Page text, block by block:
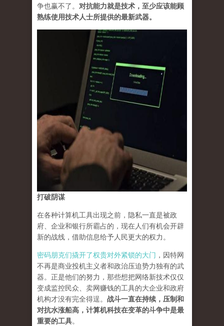
争也赢不了。 对抗能力就是技术，至少应该能顾
熟练使用技术人士所提供的最新武器。
打破阴谋
在各种计算机工具出现之前，隐私一直是被政
府、企业和银行所霸占的，现在人们有机会开辟
新的战线，借助信息给予人民更大的权力。
密码朋克们撬开了权贵对外紧锁的大门 ，因特网
不再是商业投机主义者和政治压迫势力独有的武
器。正是他们的努力，那些想把网络新技术仅仅
变成监控民众、卖网赚钱的工具的大企业和政府
机构才没有完全得逞。 战斗一直在持续，压制和
对抗水涨船高，计算机科技在变革的斗争中是最
重要的工具。